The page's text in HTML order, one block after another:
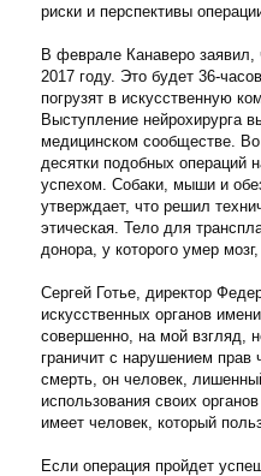
риски и перспективы
В феврале Канаверо заявил,
2017 году. Это будет 36-
погрузят в искусственную
Выступление нейрохирурга
медицинском сообществе.
десятки подобных операций
успехом. Собаки, мыши и
утверждает, что решил
этическая. Тело для
донора, у которого умер
Сергей Готье, директор
искусственных органов
совершенно, на мой взгляд,
граничит с нарушением
смерть, он человек,
использования своих
имеет человек, который
Если операция пройдет